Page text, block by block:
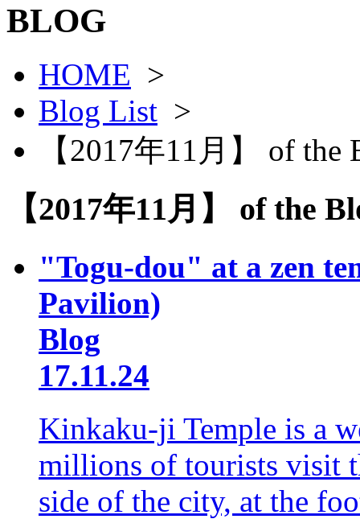
BLOG
HOME >
Blog List >
【2017年11月】 of the
【2017年11月】 of the
"Togu-dou" at a zen
Pavilion)
Blog
17.11.24
Kinkaku-ji Temple is a
millions of tourists visit
side of the city, at the